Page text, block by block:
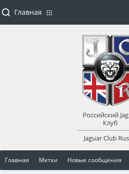
Главная Метки Новые сообщения
Главная
Российский
Клуб
Jaguar Club